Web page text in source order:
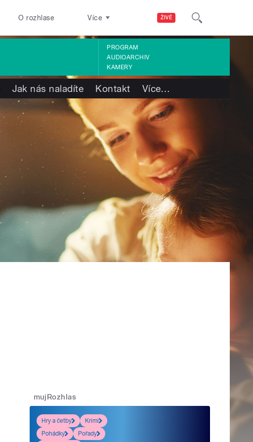
ŽIVĚ
O rozhlase Více
PROGRAM
AUDIOARCHIV
KAMERY
Jak nás naladíte Kontakt Více…
mujRozhlas
Hry a četby
Krimi
Pohádky
Pořady